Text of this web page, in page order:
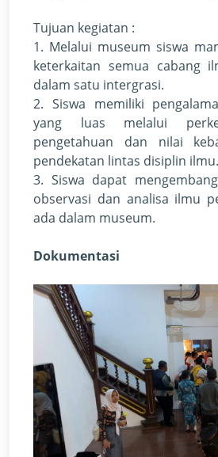
Tujuan kegiatan :
1. Melalui museum siswa
keterkaitan semua cabang
dalam satu intergrasi.
2. Siswa memiliki
yang luas melalui
pengetahuan dan nilai
pendekatan lintas disiplin ilmu.
3. Siswa dapat
observasi dan analisa ilmu
ada dalam museum.
Dokumentasi